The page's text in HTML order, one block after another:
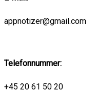
appnotizer@gmail.com
Telefonnummer:
+45 20 61 50 20